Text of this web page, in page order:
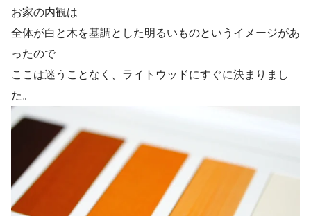
お家の内観は
全体が白と木を基調とした明るいものというイメージがあ
ったので
ここは迷うことなく、ライトウッドにすぐに決まりまし
た。